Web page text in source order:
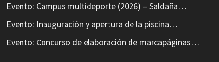
Evento: Campus multideporte (2026) – Saldaña…
Evento: Inauguración y apertura de la piscina…
Evento: Concurso de elaboración de marcapáginas…